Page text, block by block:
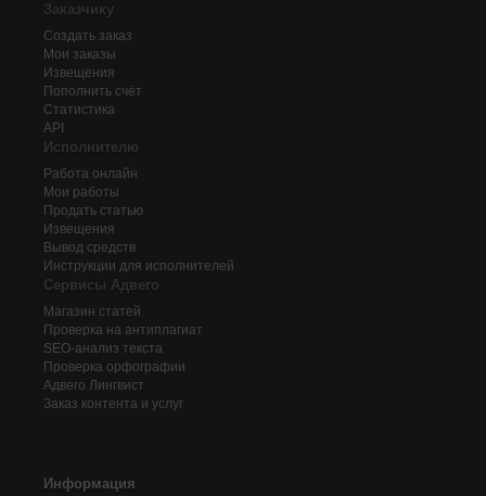
Заказчику
Создать заказ
Мои заказы
Извещения
Пополнить счёт
Статистика
API
Исполнителю
Работа онлайн
Мои работы
Продать статью
Извещения
Вывод средств
Инструкции для исполнителей
Сервисы Адвего
Магазин статей
Проверка на антиплагиат
SEO-анализ текста
Проверка орфографии
Адвего Лингвист
Заказ контента и услуг
Информация